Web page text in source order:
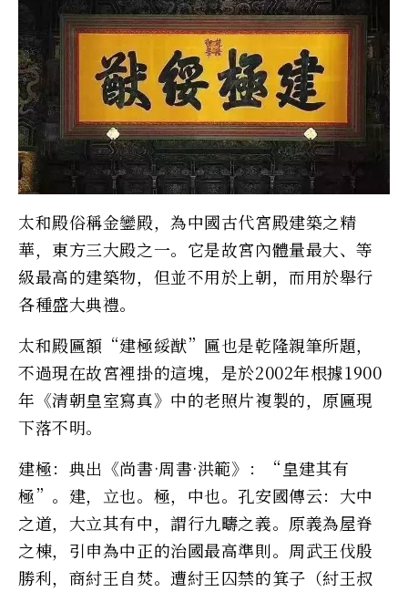
太和殿俗稱金鑾殿，為中國古代宮殿建築之精
華，東方三大殿之一。它是故宮內體量最大、等
級最高的建築物，但並不用於上朝，而用於舉行
各種盛大典禮。
太和殿匾額“建極綏猷”匾也是乾隆親筆所題，
不過現在故宮裡掛的這塊，是於2002年根據1900
年《清朝皇室寫真》中的老照片複製的，原匾現
下落不明。
建極：典出《尚書·周書·洪範》：“皇建其有
極”。建，立也。極，中也。孔安國傳云：大中
之道，大立其有中，謂行九疇之義。原義為屋脊
之棟，引申為中正的治國最高準則。周武王伐殷
勝利，商紂王自焚。遭紂王囚禁的箕子（紂王叔